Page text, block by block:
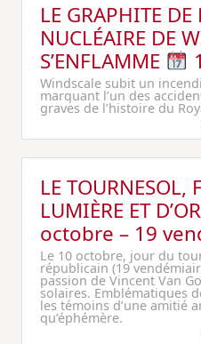
LE GRAPHITE DE
NUCLÉAIRE DE
S’ENFLAMME
Windscale subit un
marquant l’un des
graves de l’histoire du
LE TOURNESOL,
LUMIÈRE ET
octobre – 19
Le 10 octobre, jour du
républicain (19
passion de Vincent Van
solaires. Emblématiques
les témoins d’une amitié
qu’éphémère.